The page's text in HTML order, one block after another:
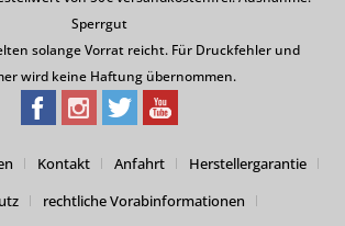
Sperrgut
solange Vorrat reicht. Für Druckfehler und
wird keine Haftung übernommen.
Kontakt Anfahrt
Herstellergarantie
rechtliche Vorabinformationen